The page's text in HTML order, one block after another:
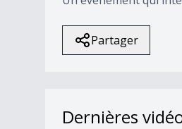
Partager
Dernières